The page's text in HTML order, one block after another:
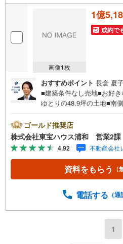
画像1枚
1億
成約で
おすすめポイント 長倉 夏
■建築条件なし売地■お好
ゆとりの48.9坪の土地■南
業時間:7:00～22:00（年中
でのお問い合わせがスムー
にご連絡下さい！東宝ハウ
ープ 東宝ハウス浦和 特別
浦和の住宅ローン■変動
ン金利優遇割の最大適用
03万円※2026年7月末実行
のライフパートナーが直
ゴールド推奨店
株式会社東宝ハウス浦和 営業2課
4.92 不動産会社
資料をもらう （
電話する （
1